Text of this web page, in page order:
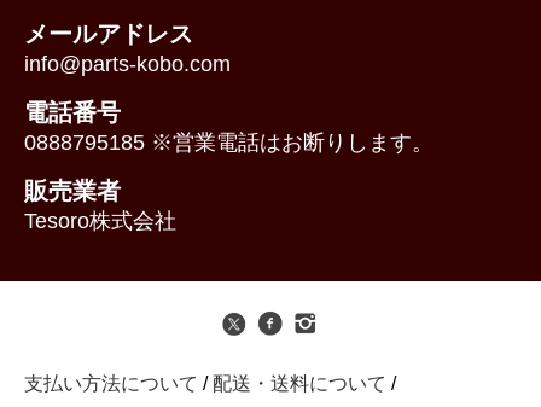
メールアドレス
info@parts-kobo.com
電話番号
0888795185 ※営業電話はお断りします。
販売業者
Tesoro株式会社
支払い方法について / 配送・送料について /